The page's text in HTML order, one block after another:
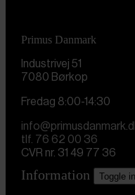
Primus Danmark
Industrivej 51
7080 Børkop
Fredag 8:00-14:30
tlf. 76 62 00 36
CVR nr. 31 49 77 36
Information Toggle